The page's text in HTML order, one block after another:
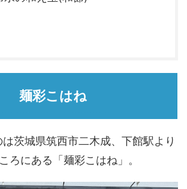
麺彩こはね
茨城県筑西市二木成、下館駅より
ろにある「麺彩こはね」。